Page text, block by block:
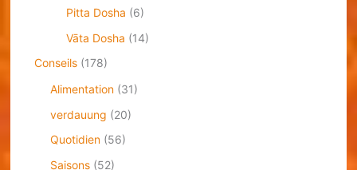
Pitta Dosha (6)
Vāta Dosha (14)
Conseils(178)
Alimentation(31)
verdauung (20)
Quotidien(56)
Saisons(52)